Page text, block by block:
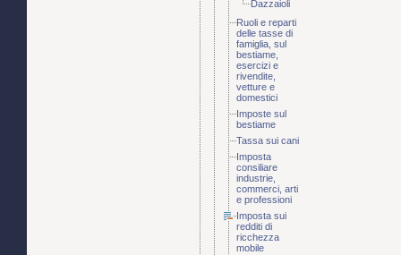
Dazzaioli
Ruoli e reparti
delle tasse di
famiglia, sul
bestiame,
esercizi e
rivendite,
vetture e
domestici
Imposte sul
bestiame
Tassa sui cani
Imposta
consiliare
industrie,
commerci, arti
e professioni
Imposta sui
redditi di
ricchezza
mobile